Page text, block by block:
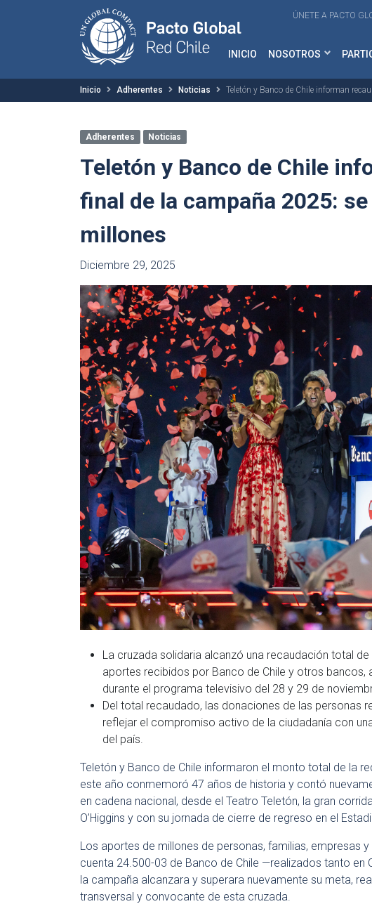
ÚNETE A PACTO
INICIO NOSOTROS
Inicio Adherentes Noticias Teletón y Banco de Chile informan
Adherentes Noticias
Teletón y Banco de Chile
final de la campaña 2025:
millones
Diciembre 29, 2025
La cruzada solidaria alcanzó una recaudación total
aportes recibidos por Banco de Chile y otros
durante el programa televisivo del 28 y 29 de
Del total recaudado, las donaciones de las personas
reflejar el compromiso activo de la ciudadanía con
del país.
Teletón y Banco de Chile informaron el monto total de la
este año conmemoró 47 años de historia y contó
en cadena nacional, desde el Teatro Teletón, la gran
O’Higgins y con su jornada de cierre de regreso en el
Los aportes de millones de personas, familias, empresas
cuenta 24.500-03 de Banco de Chile —realizados tanto
la campaña alcanzara y superara nuevamente su meta,
transversal y convocante de esta cruzada.